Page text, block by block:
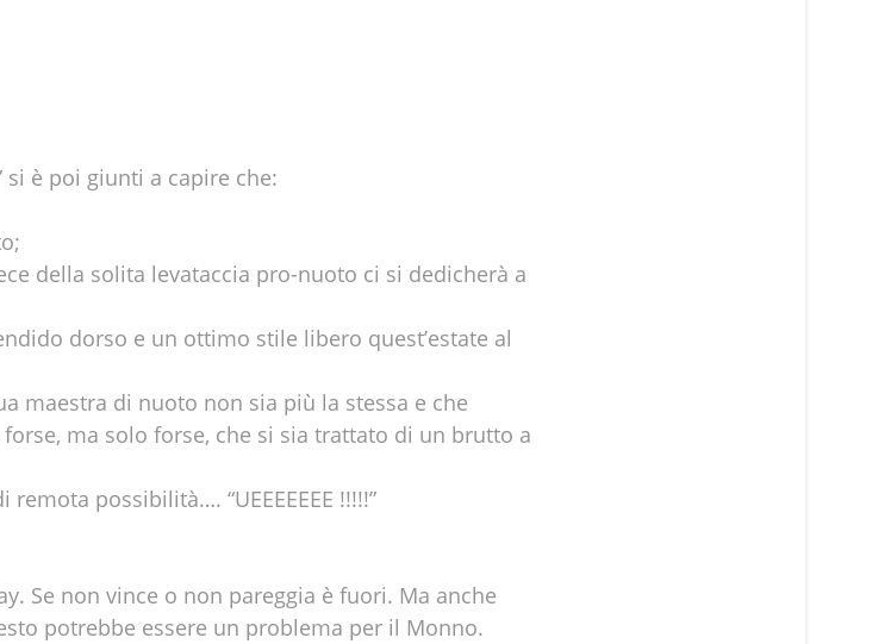
si è poi giunti a capire che:
della solita levataccia pro-nuoto ci si dedicherà a
dorso e un ottimo stile libero quest’estate al
maestra di nuoto non sia più la stessa e che
ma solo forse, che si sia trattato di un brutto a
possibilità…. “UEEEEEEE !!!!!”
Se non vince o non pareggia è fuori. Ma anche
potrebbe essere un problema per il Monno.